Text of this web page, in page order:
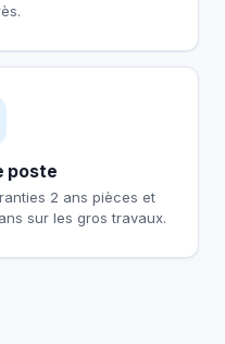
poste
2 ans pièces et
sur les gros travaux.